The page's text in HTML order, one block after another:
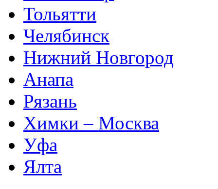
Тольятти
Челябинск
Нижний Новгород
Анапа
Рязань
Химки – Москва
Уфа
Ялта